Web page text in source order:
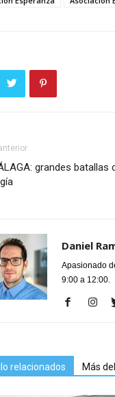
grandes batallas
Daniel
Apasionado
9:00 a 12:00.
relacionados Más